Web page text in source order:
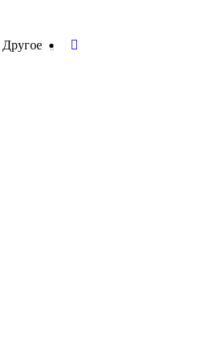
Другое